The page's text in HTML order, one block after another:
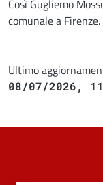
Così Gugliemo
comunale a Firenze.
Ultimo
08/07/2026,